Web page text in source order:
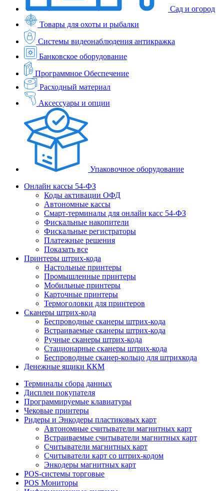
Сад и огород
Товары для охоты и рыбалки
Системы видеонаблюдения антикражка
Банковское оборудование
Программное Обеспечение
Расходный материал
Аксессуары и опции
Упаковочное оборудование
Онлайн кассы 54-ФЗ
Коды активации ОФД
Автономные кассы
Смарт-терминалы для онлайн касс 54-ФЗ
Фискальные накопители
Фискальные регистраторы
Платежные решения
Показать все
Принтеры штрих-кода
Настольные принтеры
Промышленные принтеры
Мобильные принтеры
Карточные принтеры
Термоголовки для принтеров
Сканеры штрих-кода
Беспроводные сканеры штрих-кода
Встраиваемые сканеры штрих-кода
Ручные сканеры штрих-кода
Стационарные сканеры штрих-кода
Беспроводные сканер-кольцо для штрихкода
Денежные ящики ККМ
Терминалы сбора данных
Дисплеи покупателя
Программируемые клавиатуры
Чековые принтеры
Ридеры и Энкодеры пластиковых карт
Автономные считыватели магнитных карт
Встраиваемые считыватели магнитных карт
Считыватели магнитных карт
Считыватели карт со штрих-кодом
Энкодеры магнитных карт
POS-системы торговые
POS Мониторы